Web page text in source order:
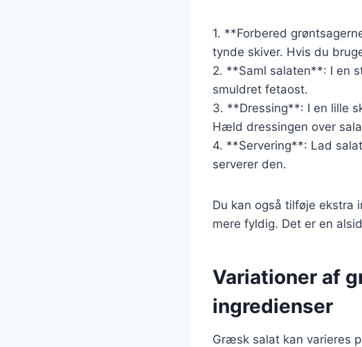
1. **Forbered
tynde skiver. Hvis du
2. **Saml salaten**: I en
smuldret fetaost.
3. **Dressing**: I en lille
Hæld dressingen over
4. **Servering**: Lad
serverer den.
Du kan også tilføje ekstra
mere fyldig. Det er en
Variationer af
ingredienser
Græsk salat kan varieres